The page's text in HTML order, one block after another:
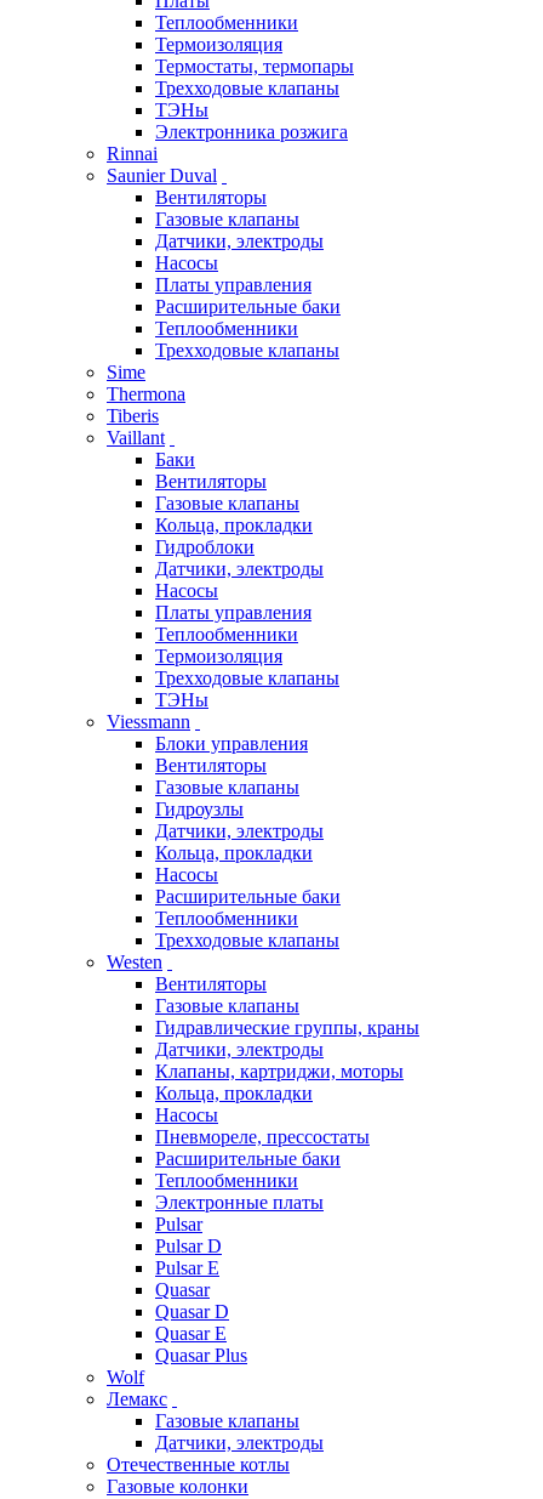
Теплообменники
Термоизоляция
Термостаты, термопары
Трехходовые клапаны
ТЭНы
Электронника розжига
Rinnai
Saunier Duval
Вентиляторы
Газовые клапаны
Датчики, электроды
Насосы
Платы управления
Расширительные баки
Теплообменники
Трехходовые клапаны
Sime
Thermona
Tiberis
Vaillant
Баки
Вентиляторы
Газовые клапаны
Кольца, прокладки
Гидроблоки
Датчики, электроды
Насосы
Платы управления
Теплообменники
Термоизоляция
Трехходовые клапаны
ТЭНы
Viessmann
Блоки управления
Вентиляторы
Газовые клапаны
Гидроузлы
Датчики, электроды
Кольца, прокладки
Насосы
Расширительные баки
Теплообменники
Трехходовые клапаны
Westen
Вентиляторы
Газовые клапаны
Гидравлические группы, краны
Датчики, электроды
Клапаны, картриджи, моторы
Кольца, прокладки
Насосы
Пневмореле, прессостаты
Расширительные баки
Теплообменники
Электронные платы
Pulsar
Pulsar D
Pulsar E
Quasar
Quasar D
Quasar E
Quasar Plus
Wolf
Лемакс
Газовые клапаны
Датчики, электроды
Отечественные котлы
Газовые колонки